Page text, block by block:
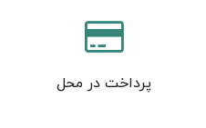
پرداخت در محل